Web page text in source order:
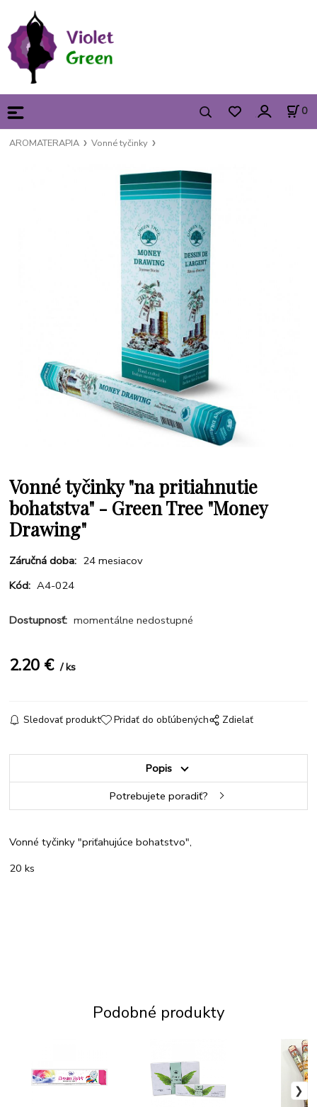
0
AROMATERAPIA Vonné tyčinky
Vonné tyčinky "na pritiahnutie
bohatstva" - Green Tree "Money
Drawing"
Záručná doba: 24 mesiacov
Kód: A4-024
Dostupnosť: momentálne nedostupné
2.20 € ks
Sledovať produkt Pridať do obľúbených Zdielať
Popis
Potrebujete poradiť?
Vonné tyčinky "priťahujúce bohatstvo",
20 ks
Podobné produkty